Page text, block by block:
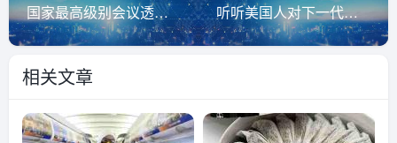
国家最高级别会议透露新冠防控新动向 听听美国人对下一代质谱仪器是怎么思考的？
相关文章